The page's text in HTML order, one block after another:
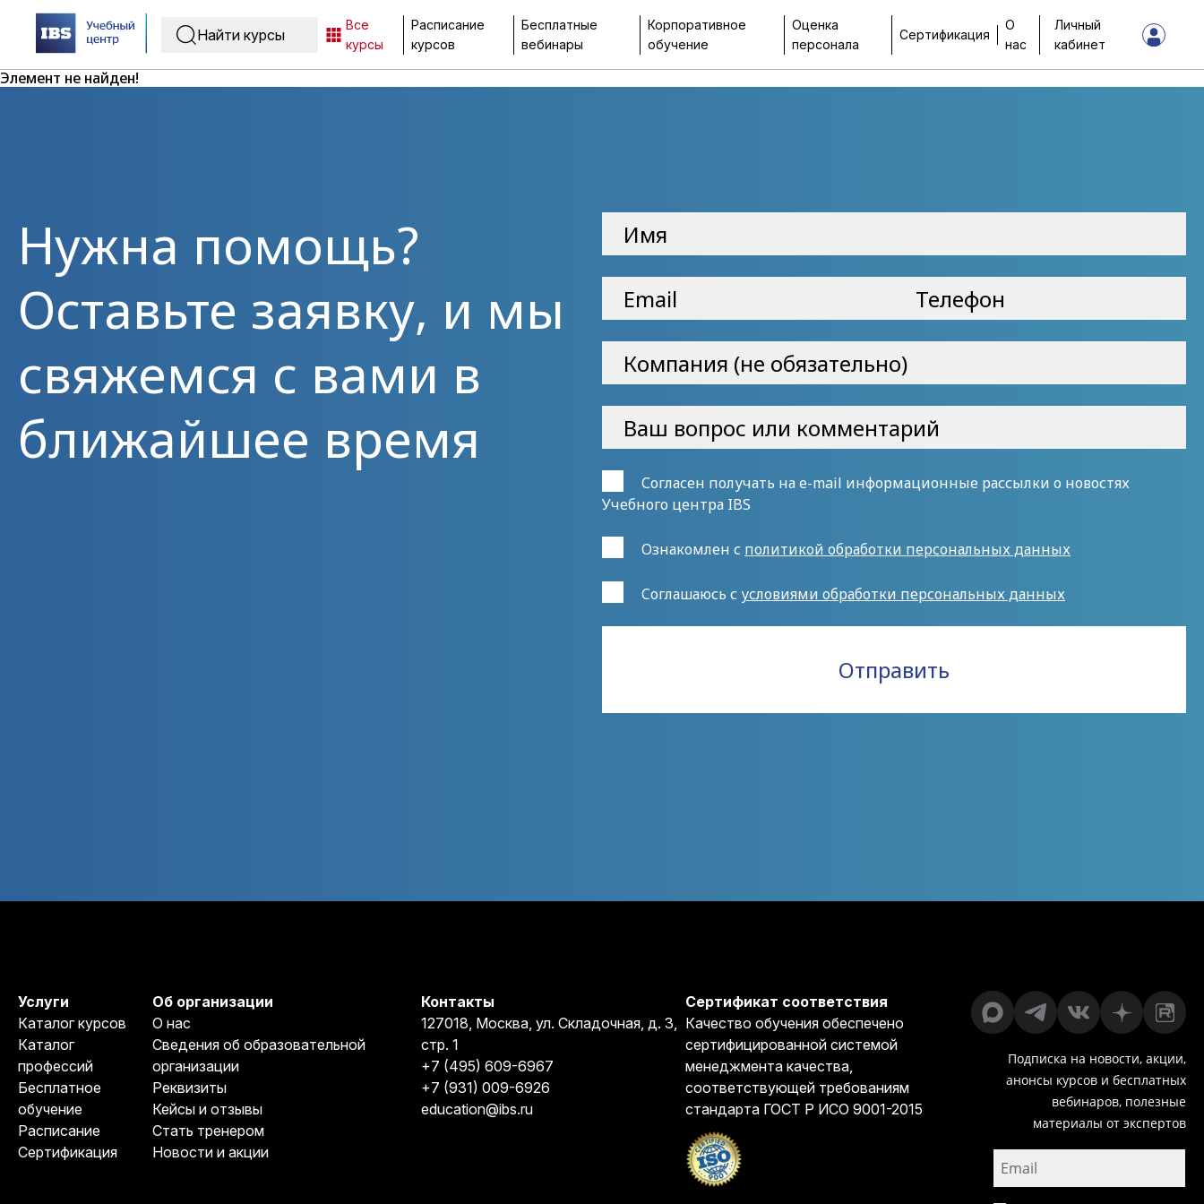
Все
курсы
Расписание
курсов
Бесплатные
вебинары
Корпоративное
обучение
Оценка
персонала
Сертификация
О
нас
Личный
кабинет
Элемент не найден!
Нужна помощь?
Оставьте заявку, и мы
свяжемся с вами в
ближайшее время
Согласен получать на e-mail информационные рассылки о новостях
Учебного центра IBS
Ознакомлен с политикой обработки персональных данных
Cоглашаюсь с условиями обработки персональных данных
Услуги
Каталог курсов
Каталог
профессий
Бесплатное
обучение
Расписание
Сертификация
Об организации
О нас
Сведения об образовательной
организации
Реквизиты
Кейсы и отзывы
Стать тренером
Новости и акции
Контакты
127018, Москва, ул. Складочная, д. 3,
стр. 1
+7 (495) 609-6967
+7 (931) 009-6926
education@ibs.ru
Сертификат соответствия
Качество обучения обеспечено
сертифицированной системой
менеджмента качества,
соответствующей требованиям
стандарта ГОСТ Р ИСО 9001-2015
Подписка на новости, акции,
анонсы курсов и бесплатных
вебинаров, полезные
материалы от экспертов